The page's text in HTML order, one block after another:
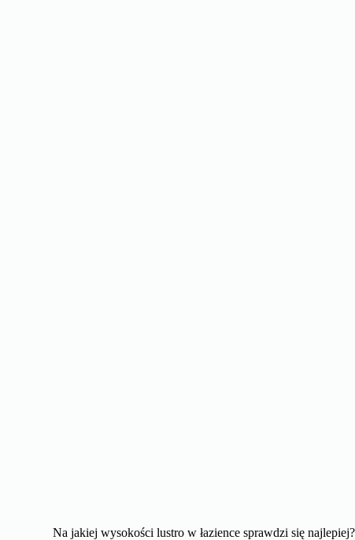
Na jakiej wysokości lustro w łazience sprawdzi się najlepiej?